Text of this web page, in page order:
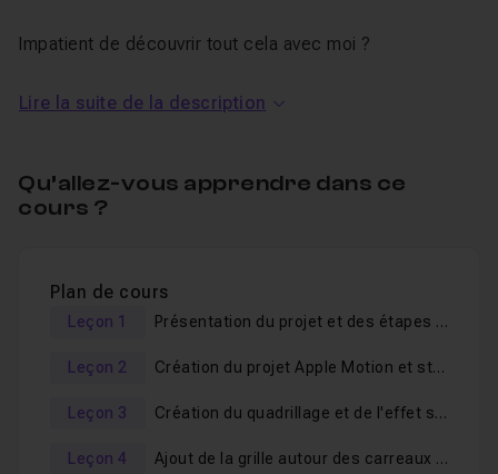
Impatient de découvrir tout cela avec moi ?
cette formation. À tout de suite !
à votre disposition pour répondre à vos questions dans
Lire la suite de la description
Qu’allez-vous apprendre dans ce
cours ?
Plan de cours
Leçon 1 Présentation du projet et des étapes de conception.
Leçon 2 Création du projet Apple Motion et structuration du contenu.
Leçon 3 Création du quadrillage et de l'effet sphérique.
Leçon 4 Ajout de la grille autour des carreaux de la boule et ajout des effets et animation de rotation.